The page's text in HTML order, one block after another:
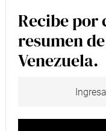
Recibe por
resumen
Venezuela.